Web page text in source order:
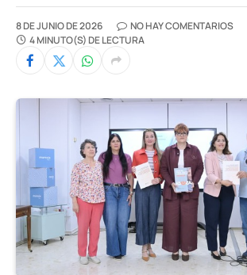
8 DE JUNIO DE 2026
NO HAY COMENTARIOS
4 MINUTO(S) DE LECTURA